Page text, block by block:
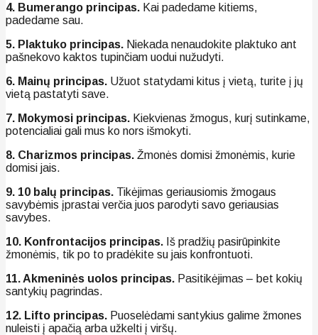
4. Bumerango principas. Kai padedame kitiems,
padedame sau.
5. Plaktuko principas. Niekada nenaudokite plaktuko ant
pašnekovo kaktos tupinčiam uodui nužudyti.
6. Mainų principas. Užuot statydami kitus į vietą, turite į jų
vietą pastatyti save.
7. Mokymosi principas. Kiekvienas žmogus, kurį sutinkame,
potencialiai gali mus ko nors išmokyti.
8. Charizmos principas. Žmonės domisi žmonėmis, kurie
domisi jais.
9. 10 balų principas. Tikėjimas geriausiomis žmogaus
savybėmis įprastai verčia juos parodyti savo geriausias
savybes.
10. Konfrontacijos principas. Iš pradžių pasirūpinkite
žmonėmis, tik po to pradėkite su jais konfrontuoti.
11. Akmeninės uolos principas. Pasitikėjimas – bet kokių
santykių pagrindas.
12. Lifto principas. Puoselėdami santykius galime žmones
nuleisti į apačią arba užkelti į viršų.